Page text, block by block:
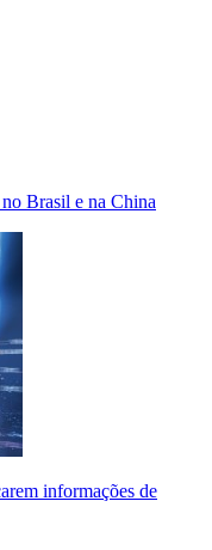
Brasil e na China
informações de